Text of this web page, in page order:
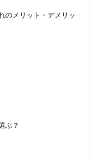
のメリット・デメリッ
ぶ？